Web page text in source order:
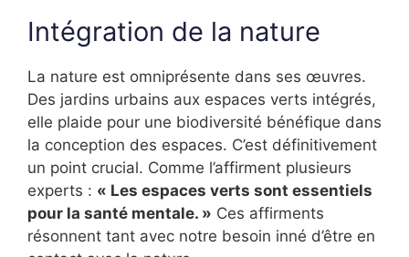
Intégration de la nature
La nature est omniprésente dans ses œuvres.
Des jardins urbains aux espaces verts intégrés,
elle plaide pour une biodiversité bénéfique dans
la conception des espaces. C’est définitivement
un point crucial. Comme l’affirment plusieurs
experts : « Les espaces verts sont essentiels
pour la santé mentale. » Ces affirments
résonnent tant avec notre besoin inné d’être en